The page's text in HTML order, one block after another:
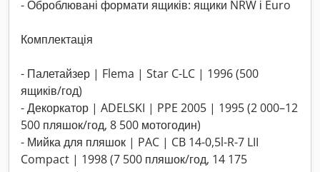
- Оброблювані формати ящиків: ящики NRW і Euro
Комплектація
- Палетайзер | Flema | Star C-LC | 1996 (500
ящиків/год)
- Декоркатор | ADELSKI | PPE 2005 | 1995 (2 000–12
500 пляшок/год, 8 500 мотогодин)
- Мийка для пляшок | PAC | CB 14-0,5l-R-7 LII
Compact | 1998 (7 500 пляшок/год, 14 175